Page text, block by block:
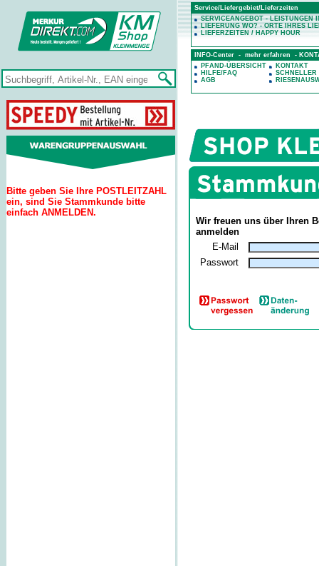
Bitte geben Sie Ihre POSTLEITZAHL
ein, sind Sie Stammkunde bitte
einfach ANMELDEN.
Service/Liefergebiet/Lieferzeiten
SERVICEANGEBOT - LEISTUNGEN
LIEFERUNG WO? - ORTE IHRES
LIEFERZEITEN / HAPPY HOUR
INFO-Center - mehr erfahren -
PFAND-ÜBERSICHT
HILFE/FAQ
AGB
KONTAKT
SCHNELLER
Wir freuen uns über Ihren
anmelden
E-Mail
Passwort